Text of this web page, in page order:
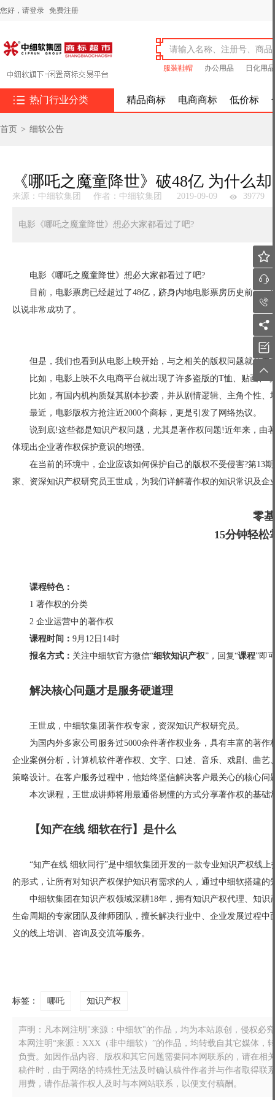
您好， 请登录 免费注册
服装鞋帽 办公用品 日化用品
 热门行业分类 精品商标 电商商标 低价标
首页 > 细软公告
《哪吒之魔童降世》破48亿 为什么
来源：中细软集团 作者：中细软集团 2019-09-09 39779
电影《哪吒之魔童降世》想必大家都看过了吧?
电影《哪吒之魔童降世》想必大家都看过了吧?
目前，电影票房已经超过了48亿，跻身内地电影票房历史前三
以说非常成功了。
但是，我们也看到从电影上映开始，与之相关的版权问题就从未
比如，电影上映不久电商平台就出现了许多盗版的T恤、贴画、
比如，有国内机构质疑其剧本抄袭，并从剧情逻辑、主角个性、
最近，电影版权方抢注近2000个商标，更是引发了网络热议。
说到底!这些都是知识产权问题，尤其是著作权问题!近年来，由
体现出企业著作权保护意识的增强。
在当前的环境中，企业应该如何保护自己的版权不受侵害?第13
家、资深知识产权研究员王世成，为我们详解著作权的知识常识及企
零
15分钟轻松
课程特色：
1 著作权的分类
2 企业运营中的著作权
课程时间： 9月12日14时
报名方式： 关注中细软官方微信“细软知识产权”，回复“课程”即
解决核心问题才是服务硬道理
王世成，中细软集团著作权专家，资深知识产权研究员。
为国内外多家公司服务过5000余件著作权业务，具有丰富的著
企业案例分析，计算机软件著作权、文字、口述、音乐、戏剧、曲
策略设计。在客户服务过程中，他始终坚信解决客户最关心的核心问
本次课程，王世成讲师将用最通俗易懂的方式分享著作权的基
【知产在线 细软在行】是什么
“知产在线 细软同行”是中细软集团开发的一款专业知识产权线
的形式，让所有对知识产权保护知识有需求的人，通过中细软搭建
中细软集团在知识产权领域深耕18年，拥有知识产权代理、知
生命周期的专家团队及律师团队，擅长解决行业中、企业发展过程
义的线上培训、咨询及交流等服务。
标签： 哪吒 知识产权
声明：凡本网注明"来源：中细软"的作品，均为本站原创，侵权必
本网注明“来源：XXX（非中细软）”的作品，均转载自其它媒体
负责。如因作品内容、版权和其它问题需要同本网联系的，请在相
稿件时，由于网络的特殊性无法及时确认稿件作者并与作者取得
用费，请作品著作权人及时与本网站联系，以便支付稿酬。





